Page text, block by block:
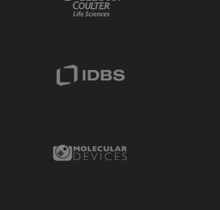
Molecular Devices Link